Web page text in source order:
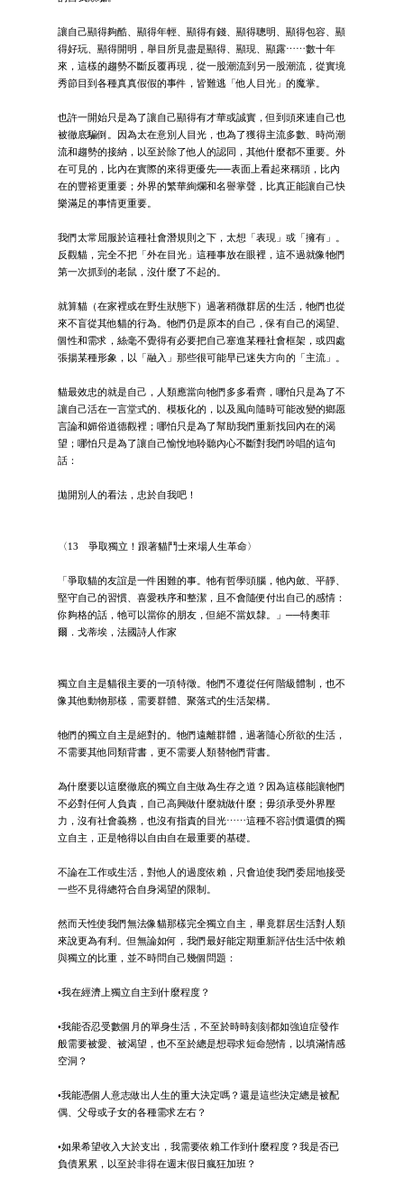
讓自己顯得夠酷、顯得年輕、顯得有錢、顯得聰明、顯得包容、顯
得好玩、顯得開明，舉目所見盡是顯得、顯現、顯露⋯⋯數十年
來，這樣的趨勢不斷反覆再現，從一股潮流到另一股潮流，從實境
秀節目到各種真真假假的事件，皆難逃「他人目光」的魔掌。
也許一開始只是為了讓自己顯得有才華或誠實，但到頭來連自己也
被徹底騙倒。因為太在意別人目光，也為了獲得主流多數、時尚潮
流和趨勢的接納，以至於除了他人的認同，其他什麼都不重要。外
在可見的，比內在實際的來得更優先──表面上看起來稱頭，比內
在的豐裕更重要；外界的繁華絢爛和名譽掌聲，比真正能讓自己快
樂滿足的事情更重要。
我們太常屈服於這種社會潛規則之下，太想「表現」或「擁有」。
反觀貓，完全不把「外在目光」這種事放在眼裡，這不過就像牠們
第一次抓到的老鼠，沒什麼了不起的。
就算貓（在家裡或在野生狀態下）過著稍微群居的生活，牠們也從
來不盲從其他貓的行為。牠們仍是原本的自己，保有自己的渴望、
個性和需求，絲毫不覺得有必要把自己塞進某種社會框架，或四處
張揚某種形象，以「融入」那些很可能早已迷失方向的「主流」。
貓最效忠的就是自己，人類應當向牠們多多看齊，哪怕只是為了不
讓自己活在一言堂式的、模板化的，以及風向隨時可能改變的鄉愿
言論和媚俗道德觀裡；哪怕只是為了幫助我們重新找回內在的渴
望；哪怕只是為了讓自己愉悅地聆聽內心不斷對我們吟唱的這句
話：
拋開別人的看法，忠於自我吧！
〈13 爭取獨立！跟著貓鬥士來場人生革命〉
「爭取貓的友誼是一件困難的事。牠有哲學頭腦，牠內斂、平靜、
堅守自己的習慣、喜愛秩序和整潔，且不會隨便付出自己的感情：
你夠格的話，牠可以當你的朋友，但絕不當奴隸。」──特奧菲
爾．戈蒂埃，法國詩人作家
獨立自主是貓很主要的一項特徵。牠們不遵從任何階級體制，也不
像其他動物那樣，需要群體、聚落式的生活架構。
牠們的獨立自主是絕對的。牠們遠離群體，過著隨心所欲的生活，
不需要其他同類背書，更不需要人類替牠們背書。
為什麼要以這麼徹底的獨立自主做為生存之道？因為這樣能讓牠們
不必對任何人負責，自己高興做什麼就做什麼；毋須承受外界壓
力，沒有社會義務，也沒有指責的目光⋯⋯這種不容討價還價的獨
立自主，正是牠得以自由自在最重要的基礎。
不論在工作或生活，對他人的過度依賴，只會迫使我們委屈地接受
一些不見得總符合自身渴望的限制。
然而天性使我們無法像貓那樣完全獨立自主，畢竟群居生活對人類
來說更為有利。但無論如何，我們最好能定期重新評估生活中依賴
與獨立的比重，並不時問自己幾個問題：
•我在經濟上獨立自主到什麼程度？
•我能否忍受數個月的單身生活，不至於時時刻刻都如強迫症發作
般需要被愛、被渴望，也不至於總是想尋求短命戀情，以填滿情感
空洞？
•我能憑個人意志做出人生的重大決定嗎？還是這些決定總是被配
偶、父母或子女的各種需求左右？
•如果希望收入大於支出，我需要依賴工作到什麼程度？我是否已
負債累累，以至於非得在週末假日瘋狂加班？